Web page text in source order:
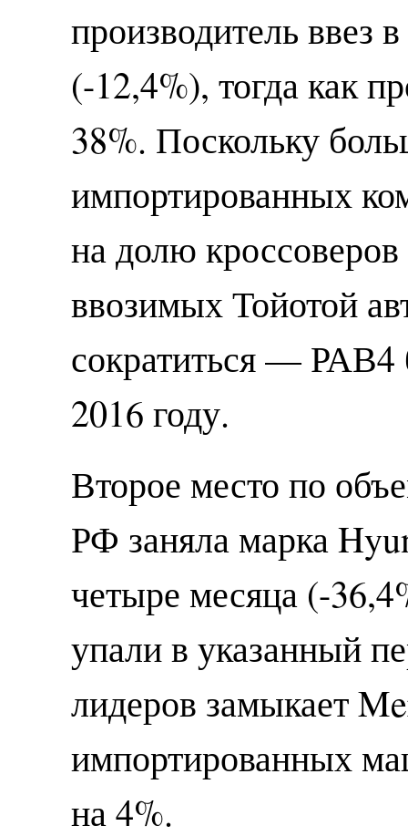
производитель
(-12,4%), тогда как
38%. Поскольку
импортированных
на долю
ввозимых Тойотой
сократиться — РАВ4
2016 году.
Второе место по
РФ заняла марка
четыре месяца (-
упали в указанный
лидеров замыкает
импортированных
на 4%.